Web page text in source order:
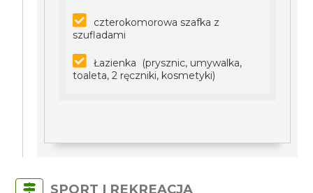
czterokomorowa szafka z
szufladami
Łazienka (prysznic, umywalka,
toaleta, 2 ręczniki, kosmetyki)
SPORT I REKREACJA